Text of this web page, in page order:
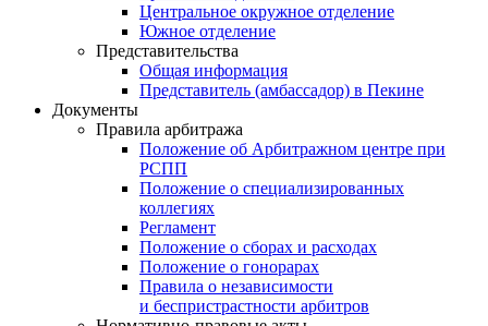
Центральное окружное отделение
Южное отделение
Представительства
Общая информация
Представитель (амбассадор) в Пекине
Документы
Правила арбитража
Положение об Арбитражном центре при
РСПП
Положение о специализированных
коллегиях
Регламент
Положение о сборах и расходах
Положение о гонорарах
Правила о независимости
и беспристрастности арбитров